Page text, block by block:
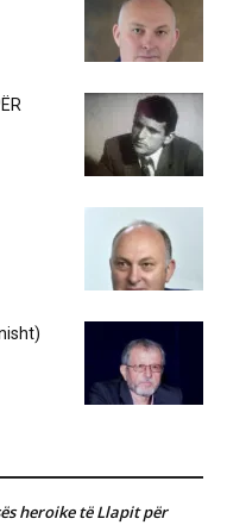
heroike të Llapit për